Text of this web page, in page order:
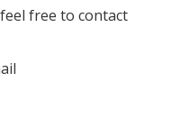
free to contact